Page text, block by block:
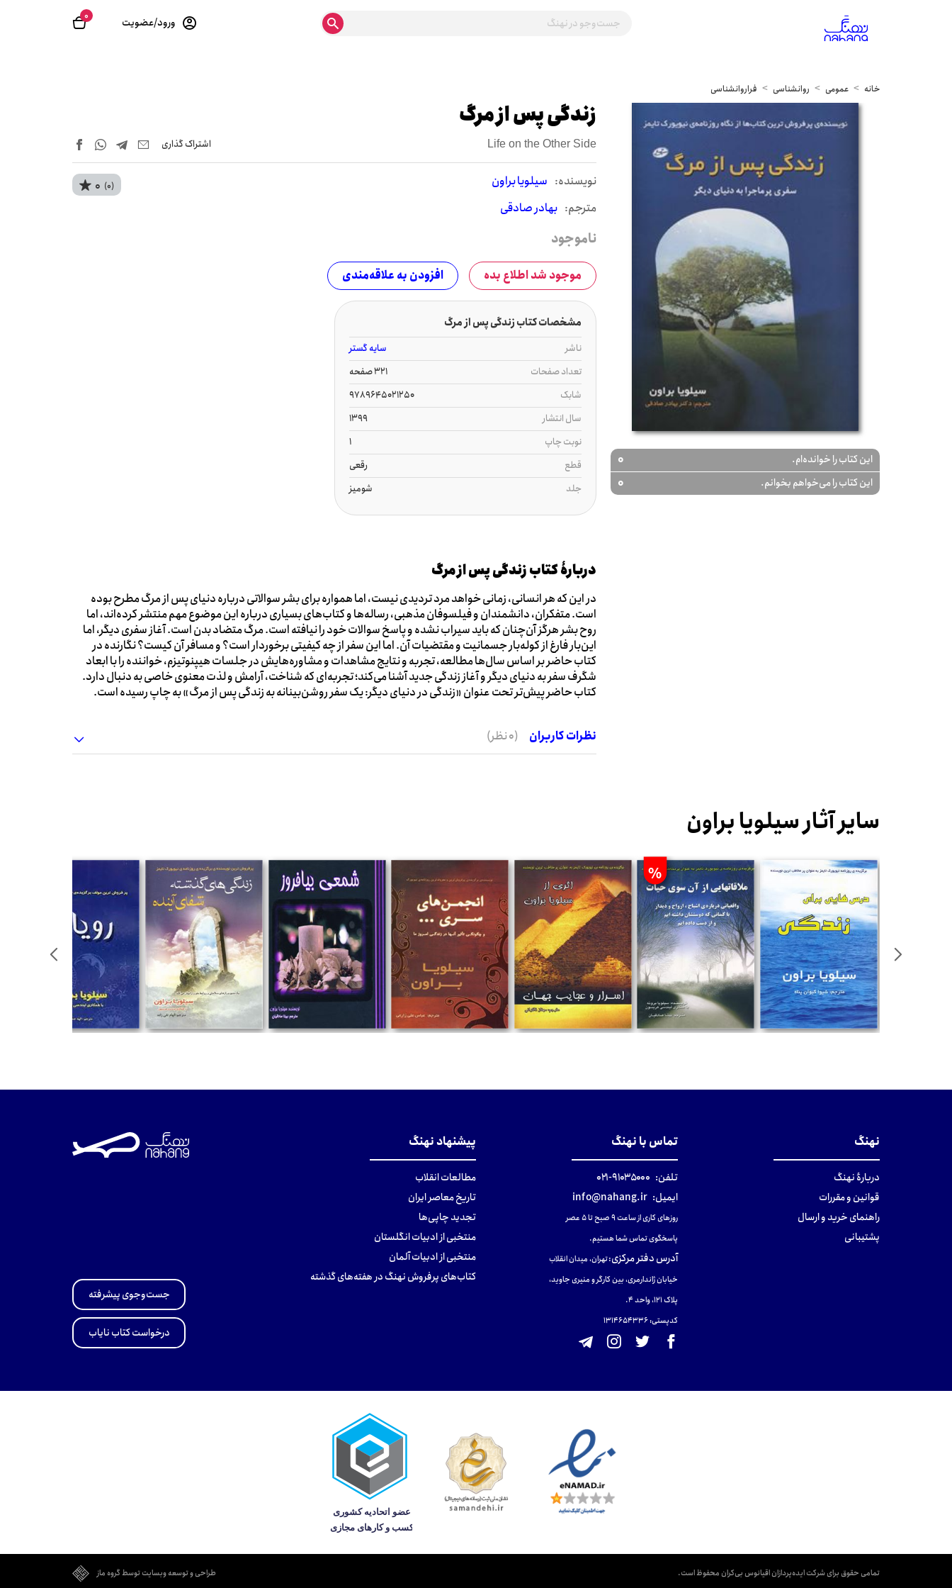
0 ورود/عضویت
خانه عمومی روانشناسی فراروانشناسی
این کتاب را خوانده‌ام. 0
این کتاب را می‌خواهم بخوانم. 0
زندگی پس از مرگ
Life on the Other Side اشتراک‌ گذاری
نويسنده: سیلویا براون
مترجم: بهادر صادقی
0 (0)
ناموجود
موجود شد اطلاع بده افزودن به علاقه‌مندی
مشخصات کتاب زندگی پس از مرگ
ناشر
سایه گستر
تعداد صفحات
321 صفحه
شابک
9789645021250
سال انتشار
1399
نوبت چاپ
1
قطع
رقعی
جلد
شومیز
دربارۀ کتاب زندگی پس از مرگ
در این که هر انسانی، زمانی خواهد مرد تردیدی نیست، اما همواره برای بشر سوالاتی درباره دنیای پس از مرگ مطرح بوده
است. متفکران، دانشمندان و فیلسوفان مذهبی، رساله‌ها و کتاب‌های بسیاری درباره این موضوع مهم منتشر کرده‌اند، اما
روح بشر هرگز آن‌چنان که باید سیراب نشده و پاسخ سوالات خود را نیافته است. مرگ متضاد بدن است. آغاز سفری دیگر، اما
این‌بار فارغ از کوله‌بار جسمانیت و مقتضیات آن. اما این سفر از چه کیفیتی برخوردار است؟ و مسافر آن کیست؟ نگارنده در
کتاب حاضر بر اساس سال‌ها مطالعه، تجربه و نتایج مشاهدات و مشاوره‌هایش در جلسات هیپنوتیزم، خواننده را با ابعاد
شگرف سفر به دنیای دیگر و آغاز زندگی جدید آشنا می‌کند؛ تجربه‌ای که شناخت، آرامش و لذت معنوی خاصی به دنبال دارد.
کتاب حاضر پیش‌تر تحت عنوان «زندگی در دنیای دیگر: یک سفر روشن‌بینانه به زندگی پس از مرگ» به چاپ رسیده است.
نظرات کاربران (0 نظر)
سایر آثار سیلویا براون
%
نهنگ
دربارهٔ نهنگ
قوانین و مقررات
راهنمای خرید و ارسال
پشتیبانی
تماس با نهنگ
تلفن: ۹۱۰۳۵۰۰۰-۰۲۱
ایمیل: info@nahang.ir
روزهای کاری از ساعت ۹ صبح تا ۵ عصر
پاسخگوی تماس شما هستیم.
آدرس دفتر مرکزی:تهران، میدان انقلاب
خیابان ژاندارمری، بین کارگر و منیری جاوید،
پلاک 121، واحد ۴.
کدپستی: 131465433۶
پیشنهاد نهنگ
مطالعات انقلاب
تاریخ معاصر ایران
تجدید چاپی‌ها
منتخبی از ادبیات انگلستان
منتخبی از ادبیات آلمان
کتاب‌های پرفروش نهنگ در هفته‌های گذشته
جست‌وجوی پیشرفته
درخواست کتاب نایاب
تمامی حقوق برای شرکت ایده‌پردازان اقیانوس بی‌کران محفوظ است. طراحی و توسعه وبسایت توسط گروه ماز